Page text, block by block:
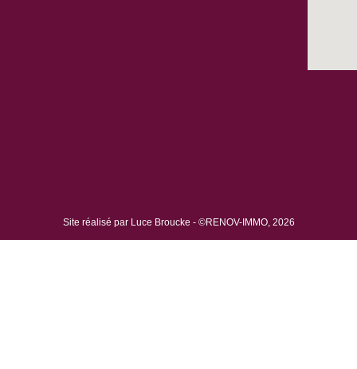
Site réalisé par Luce Broucke - ©RENOV-IMMO, 2026